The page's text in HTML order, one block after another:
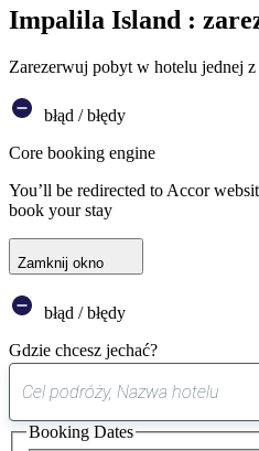
Impalila Island :
Zarezerwuj pobyt w hotelu jednej
błąd / błędy
Core booking engine
You’ll be redirected to Accor
book your stay
Zamknij okno
błąd / błędy
Gdzie chcesz jechać?
Booking Dates